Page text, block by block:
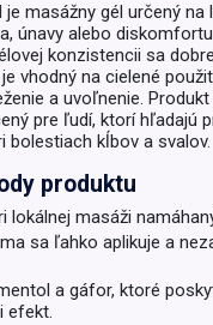
je masážny gél určený na
únavy alebo
konzistencii sa
vhodný na cielené
a uvoľnenie.
pre ľudí, ktorí hľadajú
bolestiach kĺbov a svalov.
produktu
lokálnej masáži
sa ľahko aplikuje a
a gáfor, ktoré
efekt.